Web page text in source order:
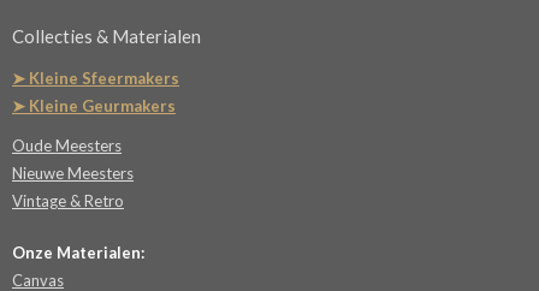
Collecties & Materialen
➤ Kleine Sfeermakers
➤ Kleine Geurmakers
Oude Meesters
Nieuwe Meesters
Vintage & Retro
Onze Materialen:
Canvas